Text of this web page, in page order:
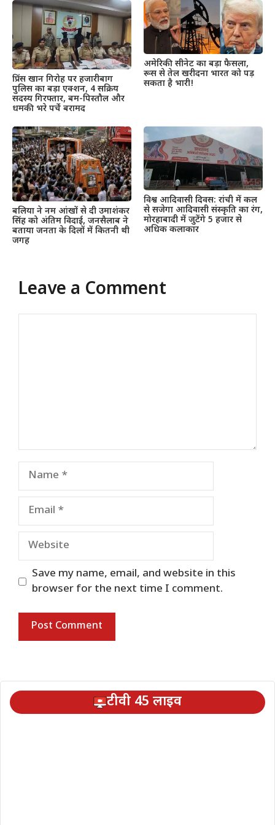
प्रिंस खान गिरोह पर हजारीबाग
पुलिस का बड़ा एक्शन, 4 सक्रिय
सदस्य गिरफ्तार, बम-पिस्तौल और
धमकी भरे पर्चे बरामद
अमेरिकी सीनेट का बड़ा फैसला,
रूस से तेल खरीदना भारत को पड़
सकता है भारी!
बलिया ने नम आंखों से दी उमाशंकर
सिंह को अंतिम विदाई, जनसैलाब ने
बताया जनता के दिलों में कितनी थी
जगह
विश्व आदिवासी दिवस: रांची में कल
से सजेगा आदिवासी संस्कृति का रंग,
मोरहाबादी में जुटेंगे 5 हजार से
अधिक कलाकार
Leave a Comment
Name
Email
Website
Save my name, email, and website in this
browser for the next time I comment.
टीवी 45 लाइव